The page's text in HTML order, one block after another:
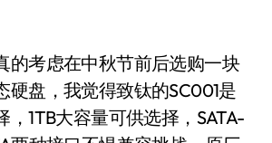
的考虑在中秋节前后选购一块
硬盘，我觉得致钛的SC001是
，1TB大容量可供选择，SATA-